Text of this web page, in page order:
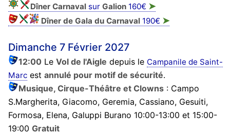
Dîner Carnavalsur Galion160€ ➤
Dîner de Gala du Carnaval190€ ➤
Dimanche 7 Février 2027
12:00Le Vol de l'Aigle depuis le Campanile de Saint-
Marcest annulé pour motif de sécurité.
Musique, Cirque-Théâtre et Clowns: Campo
S.Margherita, Giacomo, Geremia, Cassiano, Gesuiti,
Formosa, Elena, Galuppi Burano 10:00-13:00 et 15:00-
19:00 Gratuit